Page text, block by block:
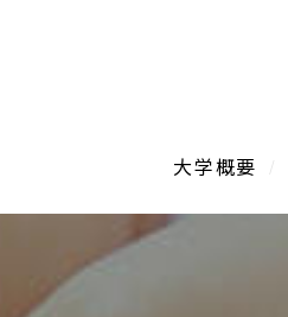
大学概要